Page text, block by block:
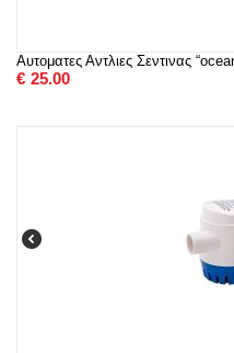
Αυτοματες Αντλιες Σεντινας
€ 25.00